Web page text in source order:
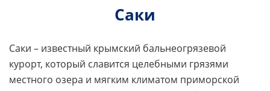
Саки
Саки – известный крымский бальнеогрязевой
курорт, который славится целебными грязями
местного озера и мягким климатом приморской